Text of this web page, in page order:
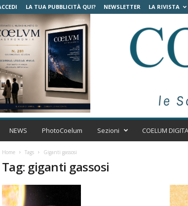
LA TUA PUBBLICITÀ QUI? NEWSLETTER LA RIVISTA
C
m
NEWS PhotoCoelum Sezioni COELUM
Home Tags Giganti gassosi
Tag: giganti gassosi